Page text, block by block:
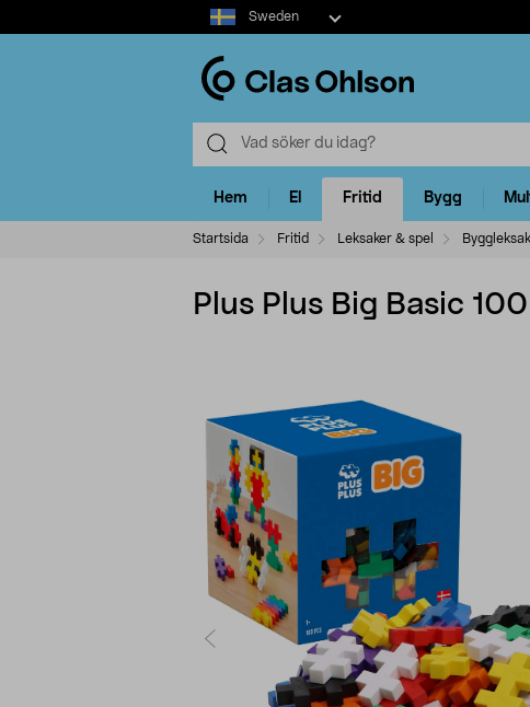
Select
market
Sweden
Hem El Fritid Bygg
Startsida Fritid Leksaker & spel
Plus Plus Big Basic